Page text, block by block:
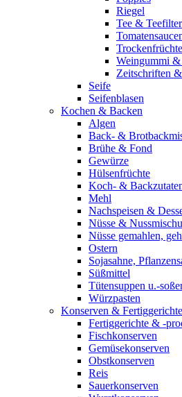
Riegel
Tee & Teefilter
Trockenfrüchte
Weingummi
Zeitschriften
Seife
Seifenblasen
Kochen & Backen
Algen
Back- &
Brühe & Fond
Gewürze
Hülsenfrüchte
Koch- &
Mehl
Nachspeisen &
Nüsse &
Nüsse gemahlen,
Ostern
Sojasahne,
Süßmittel
Tütensuppen u.-
Würzpasten
Konserven & Fertiggerichte
Fertiggerichte & -
Fischkonserven
Gemüsekonserven
Obstkonserven
Reis
Sauerkonserven